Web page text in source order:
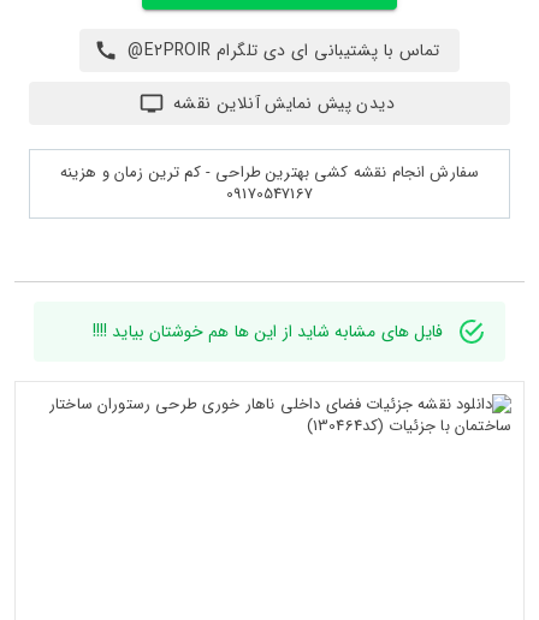
تماس با پشتیبانی ای دی تلگرام E2PROIR@
دیدن پیش نمایش آنلاین نقشه
سفارش انجام نقشه کشی بهترین طراحی - کم ترین زمان و هزینه
09170547167
فایل های مشابه شاید از این ها هم خوشتان بیاید !!!!